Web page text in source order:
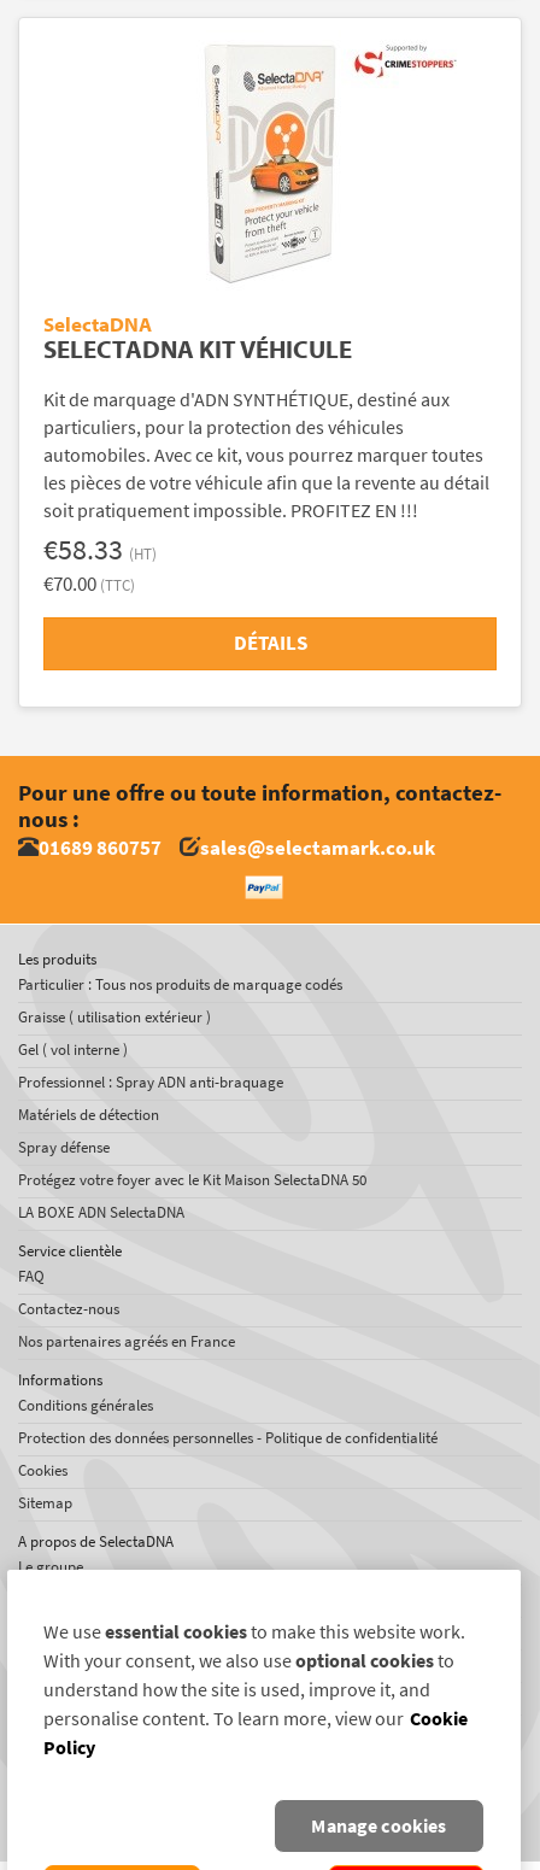
SelectaDNA
SELECTADNA KIT VÉHICULE
Kit de marquage d'ADN SYNTHÉTIQUE, destiné aux
particuliers, pour la protection des véhicules
automobiles. Avec ce kit, vous pourrez marquer toutes
les pièces de votre véhicule afin que la revente au détail
soit pratiquement impossible. PROFITEZ EN !!!
€58.33 (HT)
€70.00 (TTC)
DÉTAILS
Pour une offre ou toute information, contactez-
nous :
01689 860757 sales@selectamark.co.uk
Les produits
Particulier : Tous nos produits de marquage codés
Graisse ( utilisation extérieur )
Gel ( vol interne )
Professionnel : Spray ADN anti-braquage
Matériels de détection
Spray défense
Protégez votre foyer avec le Kit Maison SelectaDNA 50
LA BOXE ADN SelectaDNA
Service clientèle
FAQ
Contactez-nous
Nos partenaires agréés en France
Informations
Conditions générales
Protection des données personnelles - Politique de confidentialité
Cookies
Sitemap
A propos de SelectaDNA
Le groupe
Témoignages
Réseaux international
News
Liens SelectaDNA
We useessential cookiesto make this website work.
With your consent, we also useoptional cookiesto
understand how the site is used, improve it, and
personalise content. To learn more, view our Cookie
Policy
Manage cookies